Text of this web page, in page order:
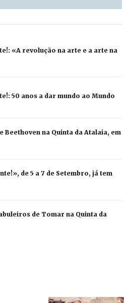
«A revolução na arte e a arte na
50 anos a dar mundo ao Mundo
Beethoven na Quinta da Atalaia, em
de 5 a 7 de Setembro, já tem
de Tomar na Quinta da